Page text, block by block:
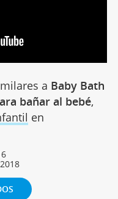
a Baby Bath
bañar al bebé,
en